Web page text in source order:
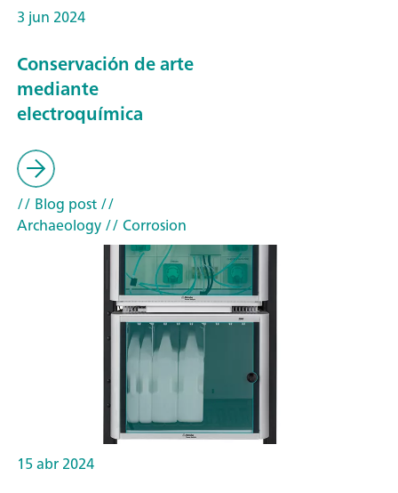
3 jun 2024
Conservación de arte
mediante
electroquímica
// Blog post//
Archaeology// Corrosion
15 abr 2024